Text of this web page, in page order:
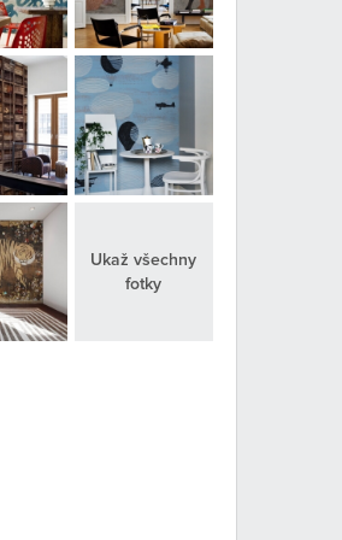
Ukaž všechny
fotky